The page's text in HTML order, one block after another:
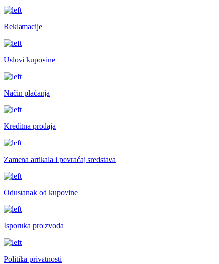
Reklamacije
Uslovi kupovine
Način plaćanja
Kreditna prodaja
Zamena artikala i povraćaj sredstava
Odustanak od kupovine
Isporuka proizvoda
Politika privatnosti